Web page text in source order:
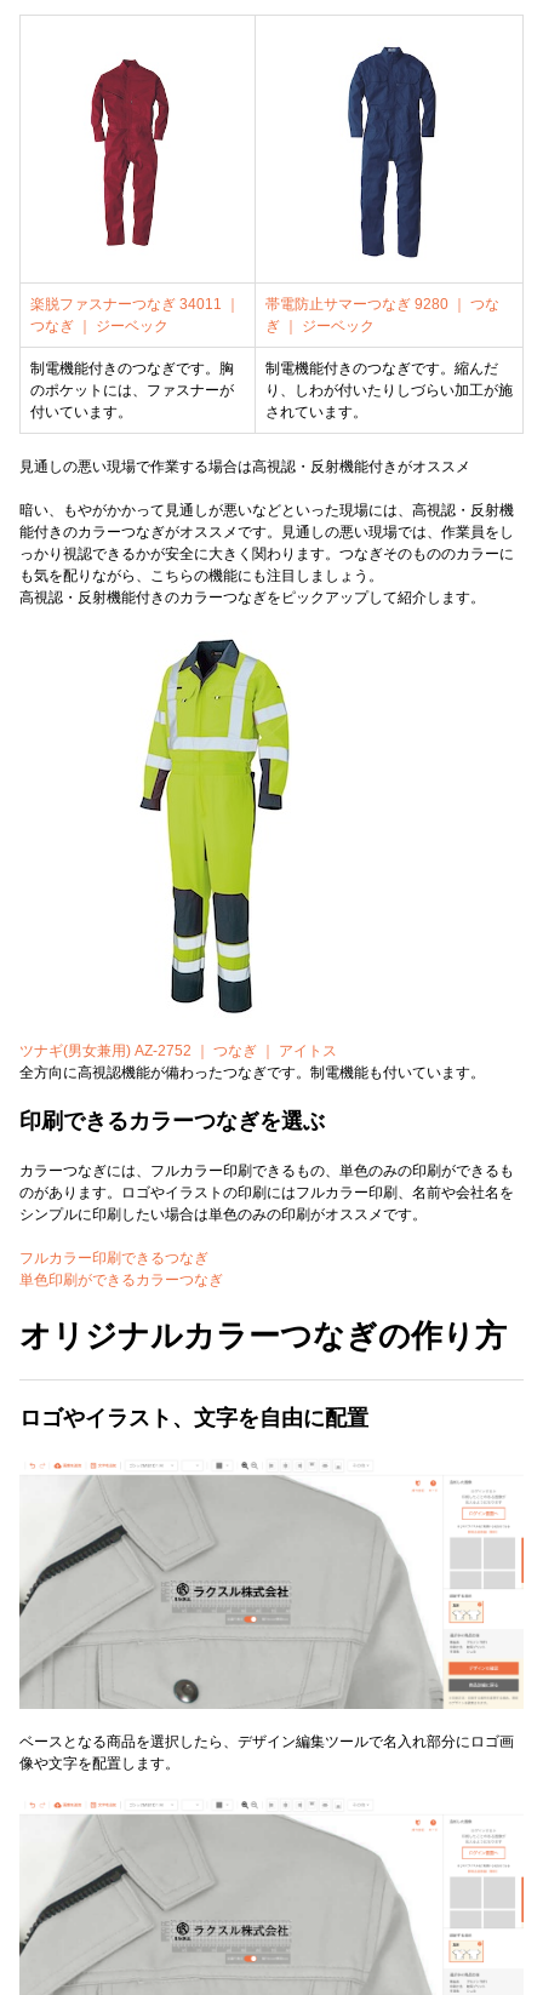
楽脱ファスナーつなぎ 34011 ｜
つなぎ ｜ ジーベック
帯電防止サマーつなぎ 9280 ｜ つな
ぎ ｜ ジーベック
制電機能付きのつなぎです。胸
のポケットには、ファスナーが
付いています。
制電機能付きのつなぎです。縮んだ
り、しわが付いたりしづらい加工が施
されています。
見通しの悪い現場で作業する場合は高視認・反射機能付きがオススメ
暗い、もやがかかって見通しが悪いなどといった現場には、高視認・反射機
能付きのカラーつなぎがオススメです。見通しの悪い現場では、作業員をし
っかり視認できるかが安全に大きく関わります。つなぎそのもののカラーに
も気を配りながら、こちらの機能にも注目しましょう。
高視認・反射機能付きのカラーつなぎをピックアップして紹介します。
ツナギ(男女兼用) AZ-2752 ｜ つなぎ ｜ アイトス
全方向に高視認機能が備わったつなぎです。制電機能も付いています。
印刷できるカラーつなぎを選ぶ
カラーつなぎには、フルカラー印刷できるもの、単色のみの印刷ができるも
のがあります。ロゴやイラストの印刷にはフルカラー印刷、名前や会社名を
シンプルに印刷したい場合は単色のみの印刷がオススメです。
フルカラー印刷できるつなぎ
単色印刷ができるカラーつなぎ
オリジナルカラーつなぎの作り方
ロゴやイラスト、文字を自由に配置
ベースとなる商品を選択したら、デザイン編集ツールで名入れ部分にロゴ画
像や文字を配置します。